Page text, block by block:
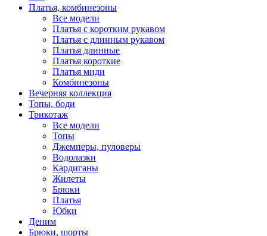
Платья, комбинезоны
Все модели
Платья с коротким рукавом
Платья с длинным рукавом
Платья длинные
Платья короткие
Платья миди
Комбинезоны
Вечерняя коллекция
Топы, боди
Трикотаж
Все модели
Топы
Джемперы, пуловеры
Водолазки
Кардиганы
Жилеты
Брюки
Платья
Юбки
Деним
Брюки, шорты